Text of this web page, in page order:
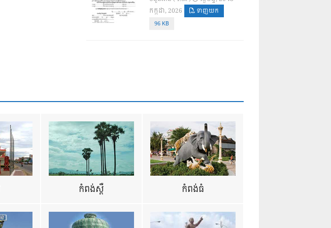
កក្កដា, 2026
ទាញយក
96 KB
កំពង់ស្ពឺ កំពង់ធំ